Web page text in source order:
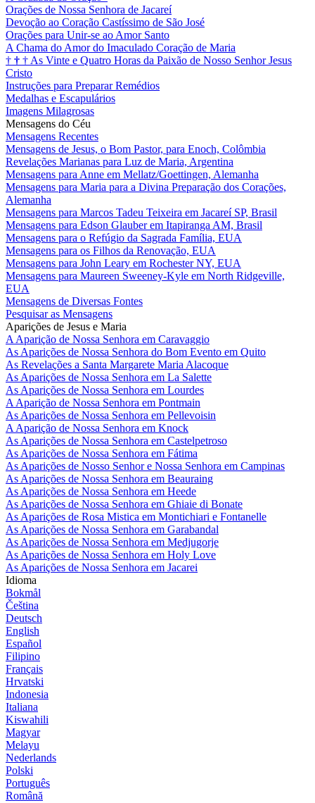
Orações de Nossa Senhora de Jacareí
Devoção ao Coração Castíssimo de São José
Orações para Unir-se ao Amor Santo
A Chama do Amor do Imaculado Coração de Maria
† † † As Vinte e Quatro Horas da Paixão de Nosso Senhor Jesus
Cristo
Instruções para Preparar Remédios
Medalhas e Escapulários
Imagens Milagrosas
Mensagens do Céu
Mensagens Recentes
Mensagens de Jesus, o Bom Pastor, para Enoch, Colômbia
Revelações Marianas para Luz de Maria, Argentina
Mensagens para Anne em Mellatz/Goettingen, Alemanha
Mensagens para Maria para a Divina Preparação dos Corações,
Alemanha
Mensagens para Marcos Tadeu Teixeira em Jacareí SP, Brasil
Mensagens para Edson Glauber em Itapiranga AM, Brasil
Mensagens para o Refúgio da Sagrada Família, EUA
Mensagens para os Filhos da Renovação, EUA
Mensagens para John Leary em Rochester NY, EUA
Mensagens para Maureen Sweeney-Kyle em North Ridgeville,
EUA
Mensagens de Diversas Fontes
Pesquisar as Mensagens
Aparições de Jesus e Maria
A Aparição de Nossa Senhora em Caravaggio
As Aparições de Nossa Senhora do Bom Evento em Quito
As Revelações a Santa Margarete Maria Alacoque
As Aparições de Nossa Senhora em La Salette
As Aparições de Nossa Senhora em Lourdes
A Aparição de Nossa Senhora em Pontmain
As Aparições de Nossa Senhora em Pellevoisin
A Aparição de Nossa Senhora em Knock
As Aparições de Nossa Senhora em Castelpetroso
As Aparições de Nossa Senhora em Fátima
As Aparições de Nosso Senhor e Nossa Senhora em Campinas
As Aparições de Nossa Senhora em Beauraing
As Aparições de Nossa Senhora em Heede
As Aparições de Nossa Senhora em Ghiaie di Bonate
As Aparições de Rosa Mistica em Montichiari e Fontanelle
As Aparições de Nossa Senhora em Garabandal
As Aparições de Nossa Senhora em Medjugorje
As Aparições de Nossa Senhora em Holy Love
As Aparições de Nossa Senhora em Jacarei
Idioma
Bokmål
Čeština
Deutsch
English
Español
Filipino
Français
Hrvatski
Indonesia
Italiana
Kiswahili
Magyar
Melayu
Nederlands
Polski
Português
Română